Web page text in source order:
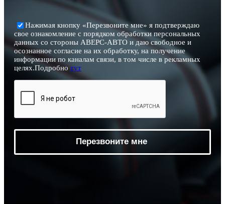
Нажимая кнопку «Перезвоните мне» я подтверждаю
свое ознакомление с порядком обработки персональных
данных со стороны АВЕРС-АВТО и даю свободное и
осознанное согласие на их обработку, на получение
информации по каналам связи, в том числе в рекламных
целях.Подробнотут